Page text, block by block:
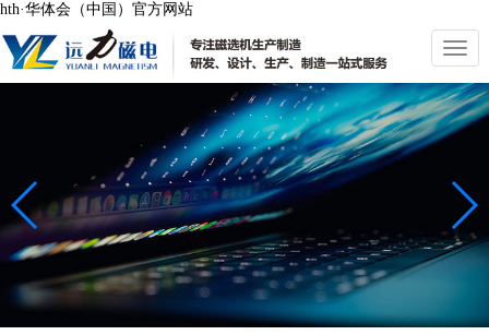
hth·华体会（中国）官方网站
切
换
导
航